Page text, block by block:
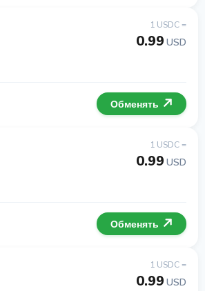
1 USDC =
0.99 USD
Обменять
1 USDC =
0.99 USD
Обменять
1 USDC =
0.99 USD